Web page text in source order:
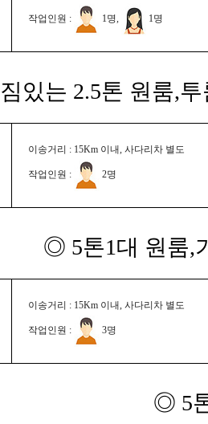
작업인원 : 1명, 1명
있는 2.5톤 원룸,
이송거리 : 15Km 이내, 사다리차 별도
작업인원 : 2명
◎ 5톤1대 원룸,
이송거리 : 15Km 이내, 사다리차 별도
작업인원 : 3명
◎ 5